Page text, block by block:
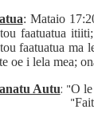
: Mataio
faatuatua
faatuatua ma
oe i lela mea;
Autu: "O le